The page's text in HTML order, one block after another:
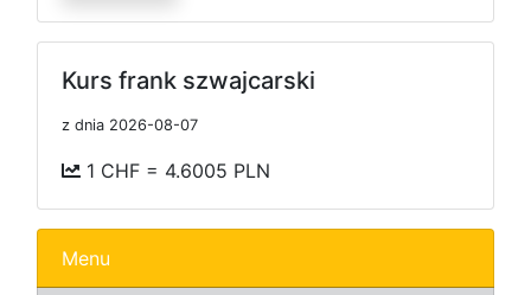
Kurs frank szwajcarski
z dnia 2026-08-07
1 CHF = 4.6005 PLN
Menu